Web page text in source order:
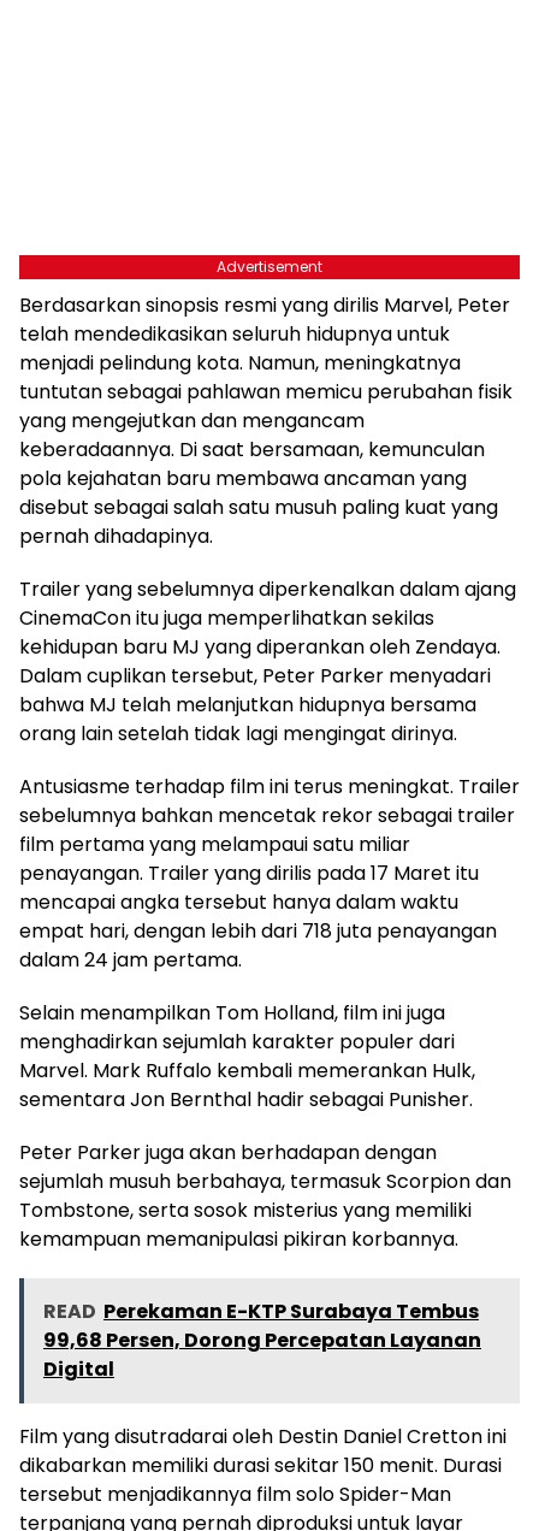
Advertisement
Berdasarkan sinopsis resmi yang dirilis Marvel, Peter
telah mendedikasikan seluruh hidupnya untuk
menjadi pelindung kota. Namun, meningkatnya
tuntutan sebagai pahlawan memicu perubahan fisik
yang mengejutkan dan mengancam
keberadaannya. Di saat bersamaan, kemunculan
pola kejahatan baru membawa ancaman yang
disebut sebagai salah satu musuh paling kuat yang
pernah dihadapinya.
Trailer yang sebelumnya diperkenalkan dalam ajang
CinemaCon itu juga memperlihatkan sekilas
kehidupan baru MJ yang diperankan oleh Zendaya.
Dalam cuplikan tersebut, Peter Parker menyadari
bahwa MJ telah melanjutkan hidupnya bersama
orang lain setelah tidak lagi mengingat dirinya.
Antusiasme terhadap film ini terus meningkat. Trailer
sebelumnya bahkan mencetak rekor sebagai trailer
film pertama yang melampaui satu miliar
penayangan. Trailer yang dirilis pada 17 Maret itu
mencapai angka tersebut hanya dalam waktu
empat hari, dengan lebih dari 718 juta penayangan
dalam 24 jam pertama.
Selain menampilkan Tom Holland, film ini juga
menghadirkan sejumlah karakter populer dari
Marvel. Mark Ruffalo kembali memerankan Hulk,
sementara Jon Bernthal hadir sebagai Punisher.
Peter Parker juga akan berhadapan dengan
sejumlah musuh berbahaya, termasuk Scorpion dan
Tombstone, serta sosok misterius yang memiliki
kemampuan memanipulasi pikiran korbannya.
READ Perekaman E-KTP Surabaya Tembus
99,68 Persen, Dorong Percepatan Layanan
Digital
Film yang disutradarai oleh Destin Daniel Cretton ini
dikabarkan memiliki durasi sekitar 150 menit. Durasi
tersebut menjadikannya film solo Spider-Man
terpanjang yang pernah diproduksi untuk layar